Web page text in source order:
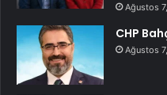
Ağustos
CHP
Ağustos